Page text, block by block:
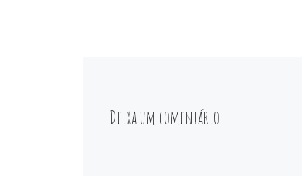
Deixa um comentário